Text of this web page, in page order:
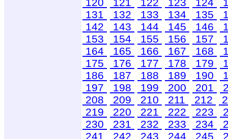
120
121 122 123 124
131
132 133 134 135
142
143 144 145 146
153
154 155 156 157
164
165 166 167 168
175
176 177 178 179
186
187 188 189 190
197
198 199 200 201
208
209 210 211 212
219
220 221 222 223
230
231 232 233 234
241
242 243 244 245